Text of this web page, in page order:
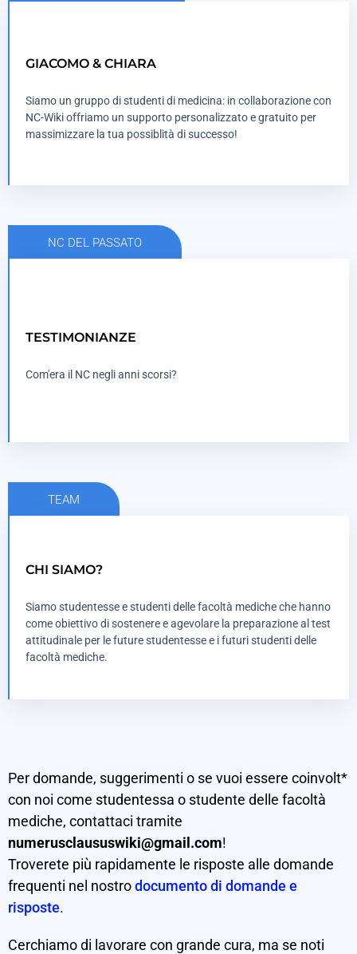
GIACOMO & CHIARA
Siamo un gruppo di studenti di medicina: in collaborazione con
NC-Wiki offriamo un supporto personalizzato e gratuito per
massimizzare la tua possiblità di successo!
VAI AL SITO ED ENTRA NEL GRUPPO
WEBSITE
NC DEL PASSATO
TESTIMONIANZE
Com'era il NC negli anni scorsi?
TESTIMONIANZE
TEAM
CHI SIAMO?
Siamo studentesse e studenti delle facoltà mediche che hanno
come obiettivo di sostenere e agevolare la preparazione al test
attitudinale per le future studentesse e i futuri studenti delle
facoltà mediche.
DI PIÙ SULLA NOSTRA MISSIONE
Per domande, suggerimenti o se vuoi essere coinvolt*
con noi come studentessa o studente delle facoltà
mediche, contattaci tramite
numerusclaususwiki@gmail.com!
Troverete più rapidamente le risposte alle domande
frequenti nel nostrodocumento di domande e
risposte.
Cerchiamo di lavorare con grande cura, ma se noti